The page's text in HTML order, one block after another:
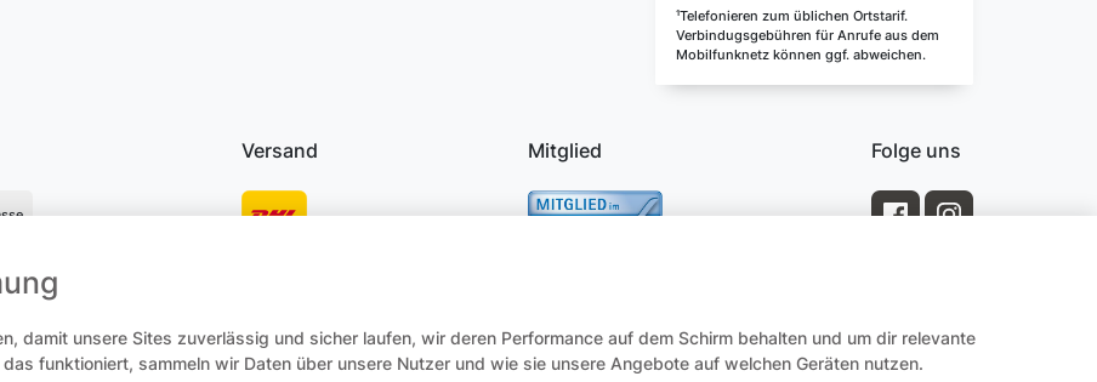
¹Telefonieren zum üblichen Ortstarif.
Verbindugsgebühren für Anrufe aus dem
Mobilfunknetz können ggf. abweichen.
Versand Mitglied Folge uns
damit unsere Sites zuverlässig und sicher laufen, wir deren Performance auf dem Schirm behalten und um dir relevante
funktioniert, sammeln wir Daten über unsere Nutzer und wie sie unsere Angebote auf welchen Geräten nutzen.